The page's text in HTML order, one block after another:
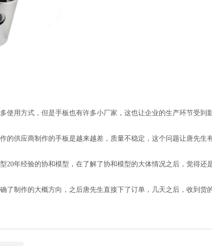
用方式，但是手板也有许多小厂家，这也让企业的生产环节受到
供应商制作的手板是越来越差，质量不稳定，这个问题让唐先生
年经验的协和模型，在了解了协和模型的大体情况之后，觉得还
制作的大概方向，之后唐先生直接下了订单，几天之后，收到货